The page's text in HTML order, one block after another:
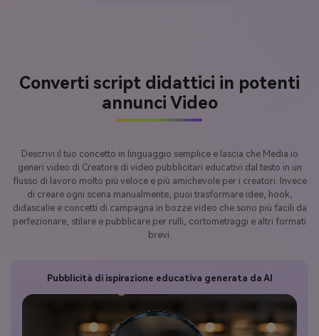
Converti script didattici in potenti
annunci Video
Descrivi il tuo concetto in linguaggio semplice e lascia che Media.io
generi video di Creatore di video pubblicitari educativi dal testo in un
flusso di lavoro molto più veloce e più amichevole per i creatori. Invece
di creare ogni scena manualmente, puoi trasformare idee, hook,
didascalie e concetti di campagna in bozze video che sono più facili da
perfezionare, stilare e pubblicare per rulli, cortometraggi e altri formati
brevi.
Pubblicità di ispirazione educativa generata da AI